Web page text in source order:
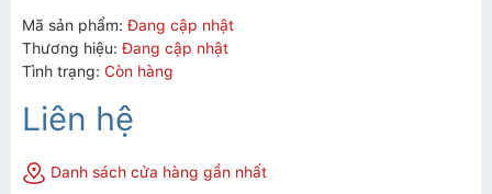
Mã sản phẩm: Đang cập nhật
Thương hiệu: Đang cập nhật
Tình trạng: Còn hàng
Liên hệ
Danh sách cửa hàng gần nhất